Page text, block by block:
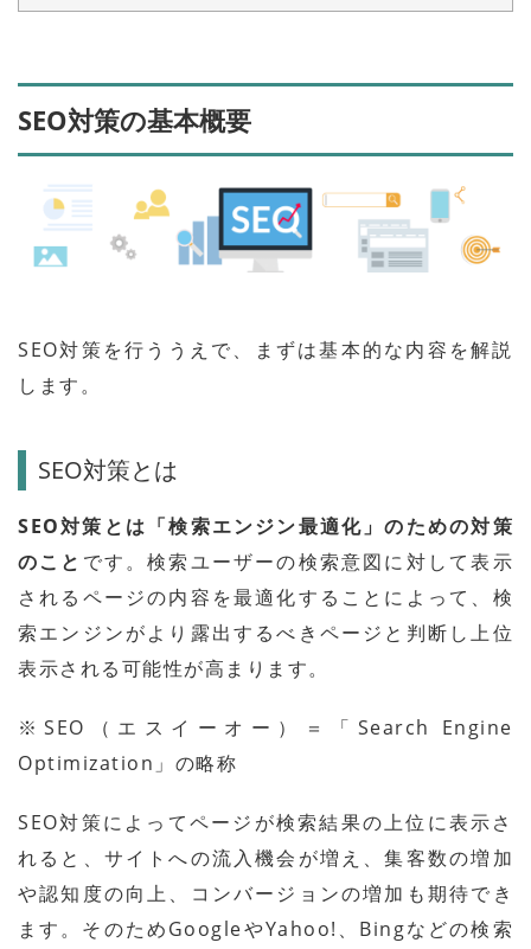
SEO対策の基本概要
SEO対策を行ううえで、まずは基本的な内容を解説
します。
SEO対策とは
SEO対策とは「検索エンジン最適化」のための対策
のこと です。検索ユーザーの検索意図に対して表示
されるページの内容を最適化することによって、検
索エンジンがより露出するべきページと判断し上位
表示される可能性が高まります。
※SEO（エスイーオー）＝「Search Engine
Optimization」の略称
SEO対策によってページが検索結果の上位に表示さ
れると、サイトへの流入機会が増え、集客数の増加
や認知度の向上、コンバージョンの増加も期待でき
ます。そのためGoogleやYahoo!、Bingなどの検索